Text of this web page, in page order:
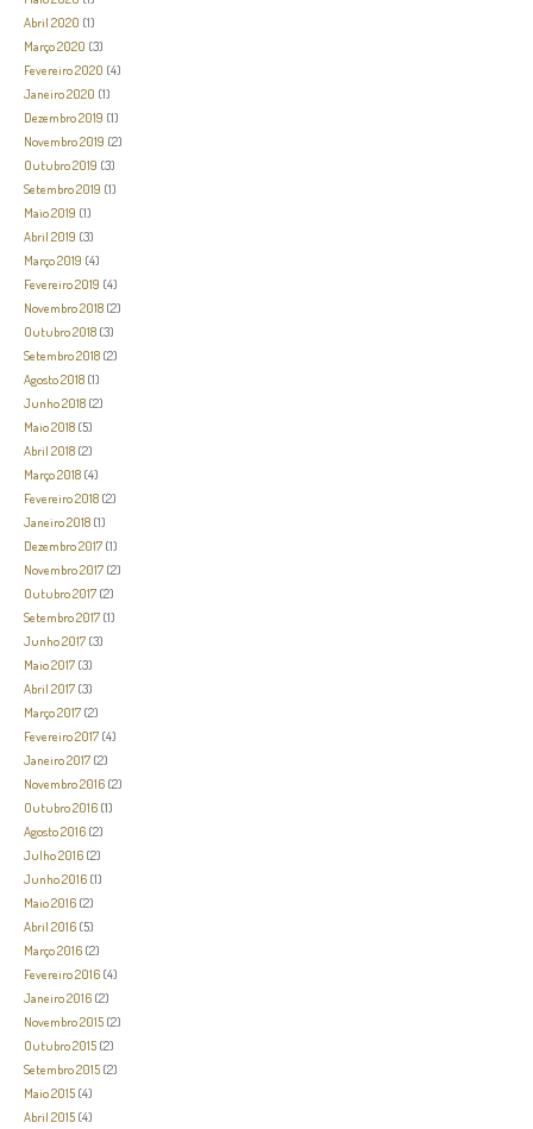
Abril 2020 (1)
Março 2020 (3)
Fevereiro 2020 (4)
Janeiro 2020 (1)
Dezembro 2019 (1)
Novembro 2019 (2)
Outubro 2019 (3)
Setembro 2019 (1)
Maio 2019 (1)
Abril 2019 (3)
Março 2019 (4)
Fevereiro 2019 (4)
Novembro 2018 (2)
Outubro 2018 (3)
Setembro 2018 (2)
Agosto 2018 (1)
Junho 2018 (2)
Maio 2018 (5)
Abril 2018 (2)
Março 2018 (4)
Fevereiro 2018 (2)
Janeiro 2018 (1)
Dezembro 2017 (1)
Novembro 2017 (2)
Outubro 2017 (2)
Setembro 2017 (1)
Junho 2017 (3)
Maio 2017 (3)
Abril 2017 (3)
Março 2017 (2)
Fevereiro 2017 (4)
Janeiro 2017 (2)
Novembro 2016 (2)
Outubro 2016 (1)
Agosto 2016 (2)
Julho 2016 (2)
Junho 2016 (1)
Maio 2016 (2)
Abril 2016 (5)
Março 2016 (2)
Fevereiro 2016 (4)
Janeiro 2016 (2)
Novembro 2015 (2)
Outubro 2015 (2)
Setembro 2015 (2)
Maio 2015 (4)
Abril 2015 (4)